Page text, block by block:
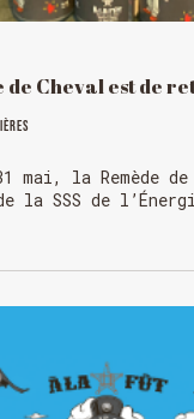
de Cheval est de
mai, la Remède
la SSS de